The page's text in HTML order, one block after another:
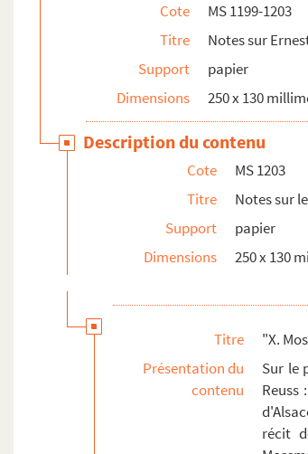
depuis la Réforme jusqu'à la Révolution
(de la 2
moitié du XVIesiècle à la fin du XVIII
les traités de Wesphalie", Rodolphe Reuss
Cote
MS 1199-1203
Titre
Notes sur
Support
papier
Dimensions
250 x 130
Description du contenu
Cote
MS 1203
Titre
Notes sur
Support
papier
Dimensions
250 x 130
Titre
"X.
Présentation du
contenu
Sur le
récit